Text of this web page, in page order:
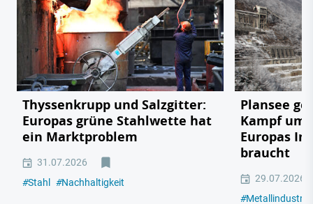
Thyssenkrupp und Salzgitter:
Europas grüne Stahlwette hat
ein Marktproblem
31.07.2026
#Stahl #Nachhaltigkeit
Plansee
Kampf um
Europas
braucht
29.07.2026
#Metallindustrie